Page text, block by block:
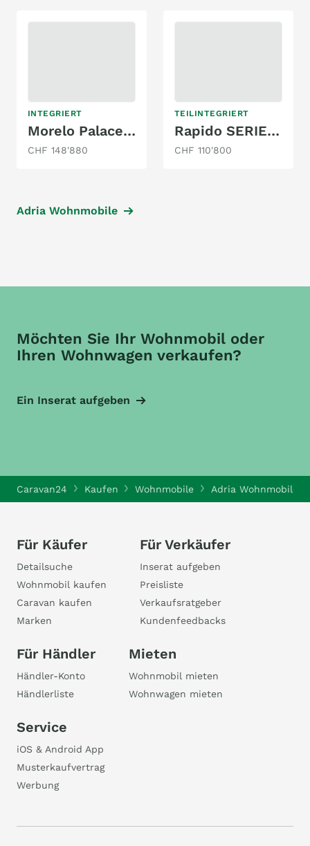
INTEGRIERT
Morelo Palace 88 LB
CHF 148'880
TEILINTEGRIERT
Rapido SERIE 8F 896 F
CHF 110'800
Adria Wohnmobile
Möchten Sie Ihr Wohnmobil oder
Ihren Wohnwagen verkaufen?
Ein Inserat aufgeben
Caravan24 Kaufen Wohnmobile Adria Wohnmobile
Für Käufer
Detailsuche
Wohnmobil kaufen
Caravan kaufen
Marken
Für Verkäufer
Inserat aufgeben
Preisliste
Verkaufsratgeber
Kundenfeedbacks
Für Händler
Händler-Konto
Händlerliste
Mieten
Wohnmobil mieten
Wohnwagen mieten
Service
iOS & Android App
Musterkaufvertrag
Werbung